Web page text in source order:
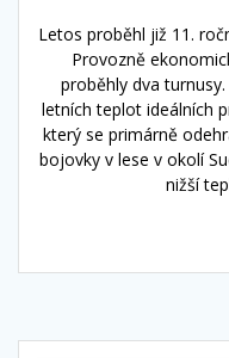
Letos proběhl již 11.
Provozně
proběhly dva
letních teplot ideálních
který se primárně
bojovky v lese v okolí
nižší